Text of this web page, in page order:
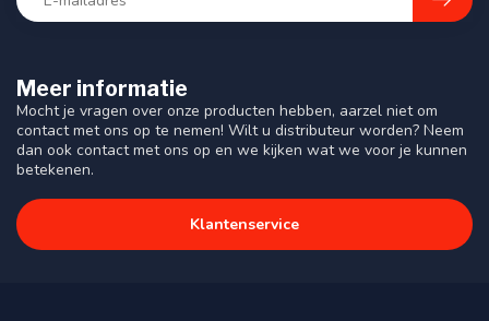
Meer informatie
Mocht je vragen over onze producten hebben, aarzel niet om
contact met ons op te nemen! Wilt u distributeur worden? Neem
dan ook contact met ons op en we kijken wat we voor je kunnen
betekenen.
Klantenservice